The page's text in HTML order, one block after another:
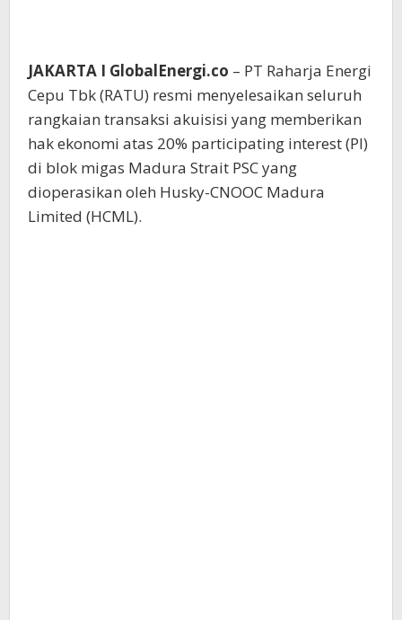
JAKARTA I GlobalEnergi.co – PT Raharja Energi
Cepu Tbk (RATU) resmi menyelesaikan seluruh
rangkaian transaksi akuisisi yang memberikan
hak ekonomi atas 20% participating interest (PI)
di blok migas Madura Strait PSC yang
dioperasikan oleh Husky-CNOOC Madura
Limited (HCML).